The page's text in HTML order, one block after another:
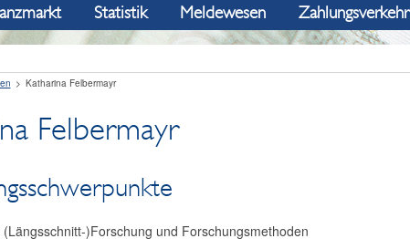
Statistik Meldewesen Zahlungsverkehr
Katharina Felbermayr
Felbermayr
)Forschung und Forschungsmethoden